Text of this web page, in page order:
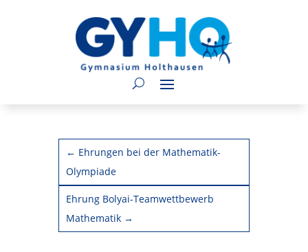
← Ehrungen bei der Mathematik-
Olympiade
Ehrung Bolyai-Teamwettbewerb
Mathematik→